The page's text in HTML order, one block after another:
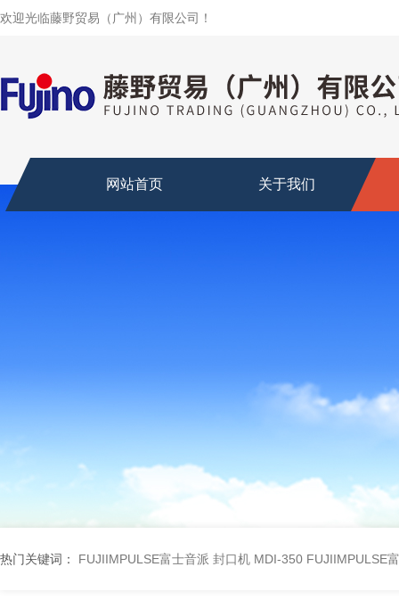
欢迎光临藤野贸易（广州）有限公司！
网站首页 关于我们
热门关键词： FUJIIMPULSE富士音派 封口机 MDI-350 FUJIIMPULSE